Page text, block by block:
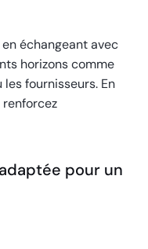
échangeant avec
horizons comme
fournisseurs. En
renforcez
pour un